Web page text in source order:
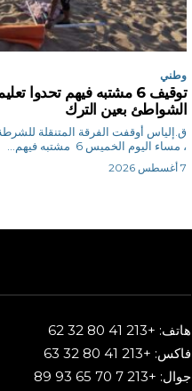
وطني
توقيف 6 مشتبه فيهم تحدوا
الشواطئ بعين الترك
ق.إلياس أوقفت الفرقة المتنقلة
، مساء اليوم الخميس 6 مشتبه فيهم...
7 أغسطس 2026
هاتف: +213 41 80 32 62
فاكس: +213 41 80 32 63
جوال: +213 7 70 65 93 89